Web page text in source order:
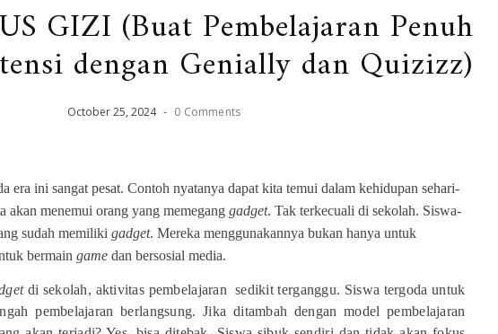
GIZI (Buat Pembelajaran Penuh
dengan Genially dan Quizizz)
October25,2024 - 0 Comments
era ini sangat pesat. Contoh nyatanya dapat kita temui dalam kehidupan sehari-
akan menemui orang yang memegang gadget. Tak terkecuali di sekolah. Siswa-
sudah memiliki gadget. Mereka menggunakannya bukan hanya untuk
bermain game dan bersosial media.
di sekolah, aktivitas pembelajaran sedikit terganggu. Siswa tergoda untuk
pembelajaran berlangsung. Jika ditambah dengan model pembelajaran